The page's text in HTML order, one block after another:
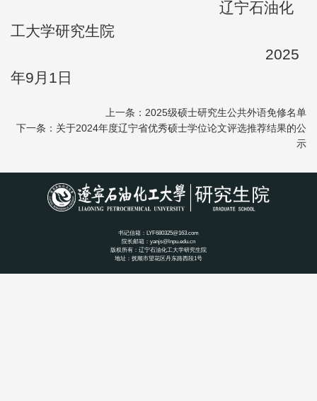
辽宁石油化
工大学研究生院
2025
年9月1日
上一条：2025级硕士研究生公共外语免修名单
下一条：关于2024年度辽宁省优秀硕士学位论文评选推荐结果的公
示
书记信箱：LYF680325@163.com
院长邮箱：yanjs@lnpu.edu.cn
版权所有：辽宁石油化工大学研究生院
地址：抚顺市望花区丹东路西段1号